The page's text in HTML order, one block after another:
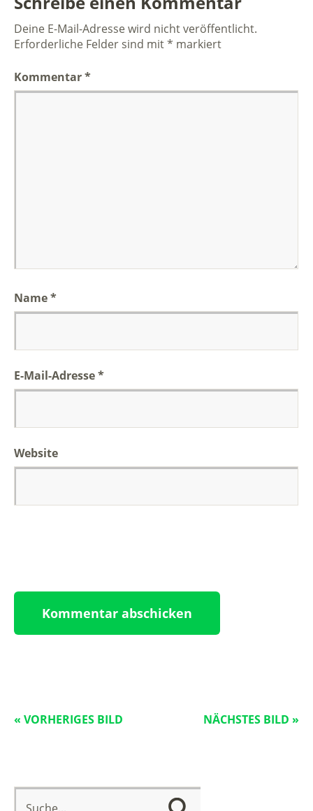
Deine E-Mail-Adresse wird nicht veröffentlicht.
Erforderliche Felder sind mit* markiert
Kommentar*
Name*
E-Mail-Adresse*
Website
« VORHERIGES BILD NÄCHSTES BILD »